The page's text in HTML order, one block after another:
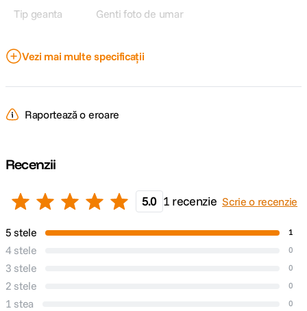
Tip geanta Genti foto de umar
DETALII PRODUCATOR
Cod producator SNAPR 35
Vezi mai multe specificații
Raportează o eroare
Recenzii
5.0 1 recenzie Scrie o recenzie
5 stele 1
4 stele 0
3 stele 0
2 stele 0
1 stea 0